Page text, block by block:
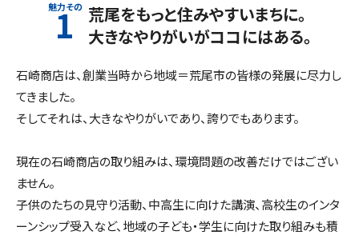
1
荒尾をもっと住みやすいまちに。
大きなやりがいがココにはある。
石崎商店は、創業当時から地域＝荒尾市の皆様の発展に尽力し
てきました。
そしてそれは、大きなやりがいであり、誇りでもあります。
現在の石崎商店の取り組みは、環境問題の改善だけではござい
ません。
子供のたちの見守り活動、中高生に向けた講演、高校生のインタ
ーンシップ受入など、地域の子ども・学生に向けた取り組みも積